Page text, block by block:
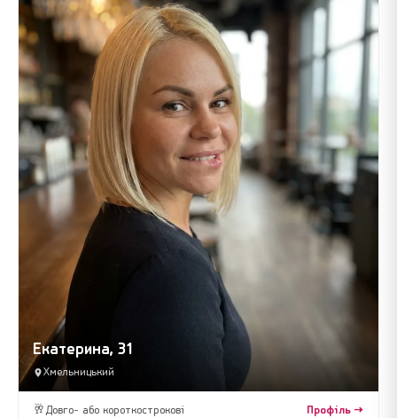
Екатерина, 31
Хмельницький
🥂 Довго- або короткострокові Профіль →